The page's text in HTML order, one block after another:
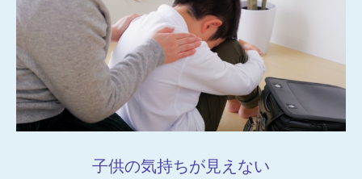
子供の気持ちが見えない
動画プレゼントのお知らせ
親子1on1メソッドとは？
スピーチキッズ講座とは
プロフィール
ルクセンブルク発！珍獣の日々のツブヤキ(blog)